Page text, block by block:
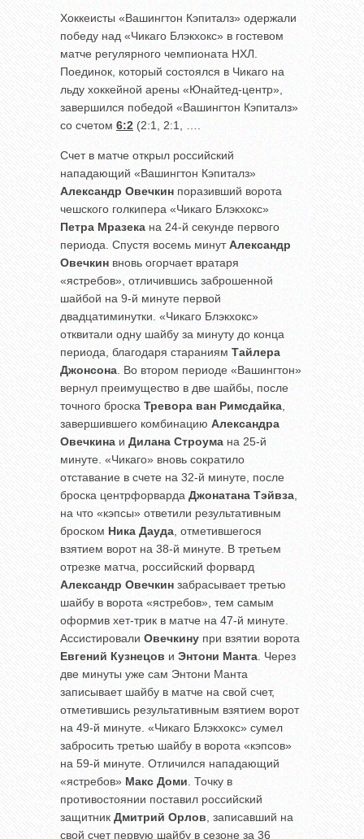
Хоккеисты «Вашингтон Кэпиталз» одержали
победу над «Чикаго Блэкхокс» в гостевом
матче регулярного чемпионата НХЛ.
Поединок, который состоялся в Чикаго на
льду хоккейной арены «Юнайтед-центр»,
завершился победой «Вашингтон Кэпиталз»
со счетом 6:2 (2:1, 2:1, ….
Счет в матче открыл российский
нападающий «Вашингтон Кэпиталз»
Александр Овечкин поразивший ворота
чешского голкипера «Чикаго Блэкхокс»
Петра Мразека на 24-й секунде первого
периода. Спустя восемь минутАлександр
Овечкин вновь огорчает вратаря
«ястребов», отличившись заброшенной
шайбой на 9-й минуте первой
двадцатиминутки. «Чикаго Блэкхокс»
отквитали одну шайбу за минуту до конца
периода, благодаря стараниям Тайлера
Джонсона . Во втором периоде «Вашингтон»
вернул преимущество в две шайбы, после
точного броска Тревора ван Римсдайка
завершившего комбинацию Александра
Овечкина и Дилана Строума на 25-й
минуте. «Чикаго» вновь сократило
отставание в счете на 32-й минуте, после
броска центрфорварда Джонатана Тэйвза
на что «кэпсы» ответили результативным
броском Ника Дауда , отметившегося
взятием ворот на 38-й минуте. В третьем
отрезке матча, российский форвард
Александр Овечкин забрасывает третью
шайбу в ворота «ястребов», тем самым
оформив хет-трик в матче на 47-й минуте.
Ассистировали Овечкину при взятии ворота
Евгений Кузнецов и Энтони Манта . Через
две минуты уже сам Энтони Манта
записывает шайбу в матче на свой счет,
отметившись результативным взятием ворот
на 49-й минуте. «Чикаго Блэкхокс» сумел
забросить третью шайбу в ворота «кэпсов»
на 59-й минуте. Отличился нападающий
«ястребов» Макс Доми . Точку в
противостоянии поставил российский
защитник Дмитрий Орлов , записавший на
свой счет первую шайбу в сезоне за 36